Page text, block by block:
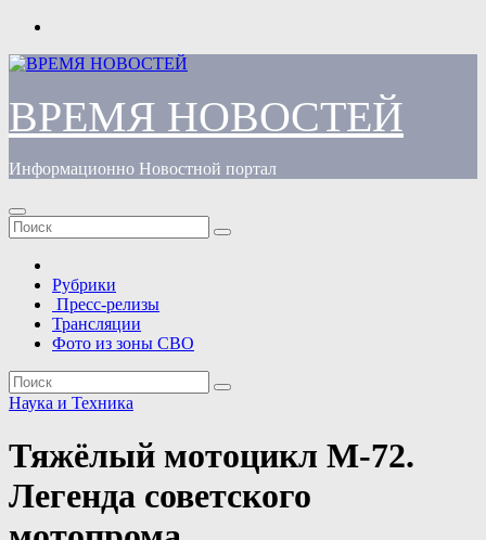
Перейти
содержимому
ВРЕМЯ НОВОСТЕЙ
Информационно Новостной портал
Рубрики
Пресс-релизы
Трансляции
Фото из зоны СВО
Наука и Техника
Тяжёлый мотоцикл М-72.
Легенда советского